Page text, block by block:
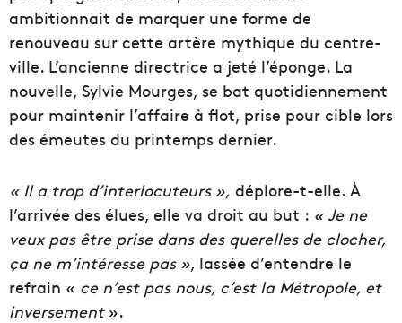
ambitionnait de marquer une forme de
renouveau sur cette artère mythique du centre-
ville. L’ancienne directrice a jeté l’éponge. La
nouvelle, Sylvie Mourges, se bat quotidiennement
pour maintenir l’affaire à flot, prise pour cible lors
des émeutes du printemps dernier.
« Il a trop d’interlocuteurs », déplore-t-elle. À
l’arrivée des élues, elle va droit au but : « Je ne
veux pas être prise dans des querelles de clocher,
ça ne m’intéresse pas », lassée d’entendre le
refrain « ce n’est pas nous, c’est la Métropole, et
inversement».